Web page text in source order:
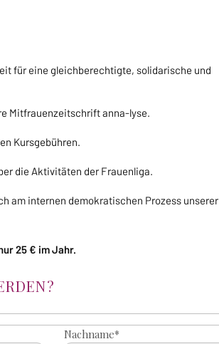
für eine gleichberechtigte, solidarische und
Mitfrauenzeitschrift anna-lyse.
Kursgebühren.
die Aktivitäten der Frauenliga.
am internen demokratischen Prozess unserer
25 € im Jahr.
Nachname*